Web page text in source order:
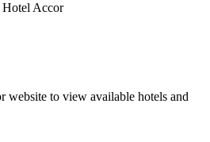
Hotel Accor
website to view available hotels and